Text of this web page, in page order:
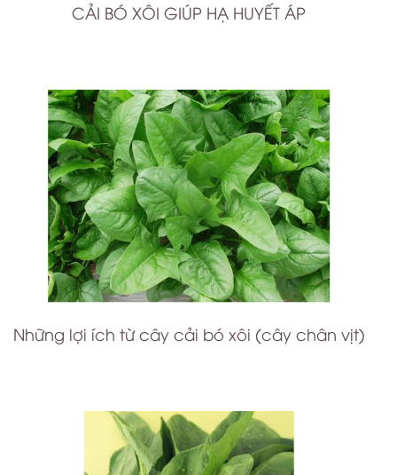
CẢI BÓ XÔI GIÚP HẠ HUYẾT ÁP
Những lợi ích từ cây cải bó xôi (cây chân vịt)